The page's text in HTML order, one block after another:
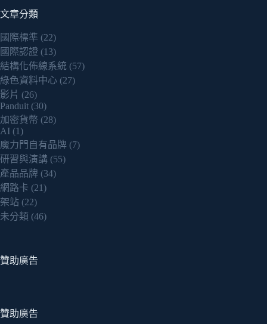
文章分類
國際標準 (22)
國際認證 (13)
結構化佈線系統 (57)
綠色資料中心 (27)
影片 (26)
Panduit (30)
加密貨幣 (28)
AI (1)
魔力門自有品牌 (7)
研習與演講 (55)
產品品牌 (34)
網路卡 (21)
架站 (22)
未分類 (46)
贊助廣告
贊助廣告